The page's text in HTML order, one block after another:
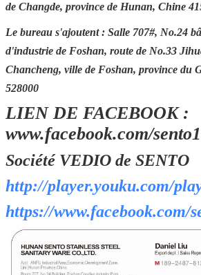
Port FOB
Tchang-cha,
Foshan
Emballage
Emballage standard
d'exportation
emballage accepter
de Changde, province de Hunan, Chine
Le bureau s'ajoutent : Salle 707#, No.24
d'industrie de Foshan, route de No.33
Chancheng, ville de Foshan, province du
528000
LIEN DE FACEBOOK :
www.facebook.com/
Société VEDIO de SENTO
http://player.youku.com/
https://www.facebook.com/